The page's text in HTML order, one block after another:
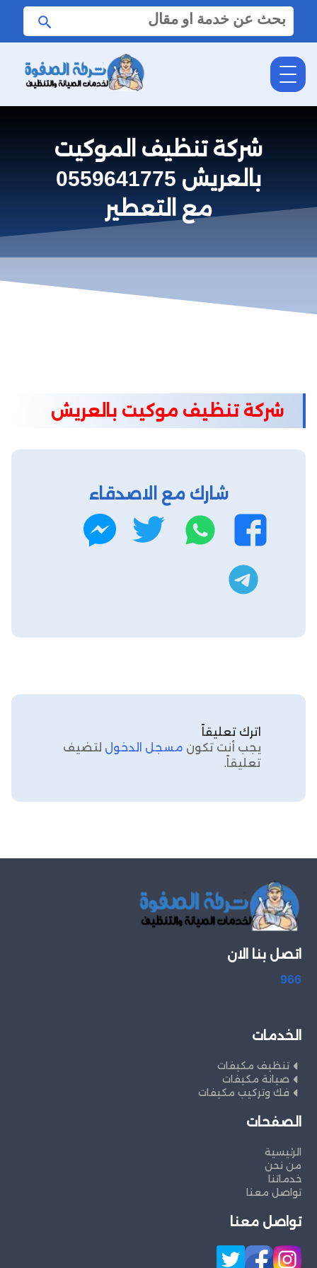
البحث
عن:
شركة تنظيف الموكيت
بالعريش 0559641775
مع التعطير
شركة تنظيف موكيت بالعريش
شارك مع الاصدقاء
فيسبوك واتساب تويتر
اترك تعليقاً
يجب أنت تكون مسجل الدخول لتضيف
تعليقاً.
اتصل بنا الان
966
الخدمات
تنظيف مكيفات
صيانة مكيفات
فك وتركيب مكيفات
الصفحات
الرئيسية
من نحن
خدماتنا
تواصل معنا
تواصل معنا